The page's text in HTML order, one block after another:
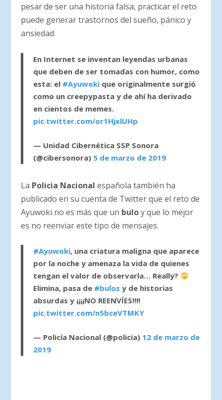
pesar de ser una historia falsa, practicar el reto
puede generar trastornos del sueño, pánico y
ansiedad.
En Internet se inventan leyendas urbanas
que deben de ser tomadas con humor, como
esta: el #Ayuwoki que originalmente surgió
como un creepypasta y de ahí ha derivado
en cientos de memes.
pic.twitter.com/or1HjxlUHp
— Unidad Cibernética SSP Sonora
(@cibersonora) 5 de marzo de 2019
La Policia Nacional española también ha
publicado en su cuenta de Twitter que el reto de
Ayuwoki no es más que un buloy que lo mejor
es no reenviar este tipo de mensajes.
#Ayuwoki, una criatura maligna que aparece
por la noche y amenaza la vida de quienes
tengan el valor de observarla… Really?
Elimina, pasa de #bulos y de historias
absurdas y ¡¡¡¡NO REENVÍES!!!!
pic.twitter.com/n5bceVTMKY
— Policía Nacional (@policia) 12 de marzo de
2019